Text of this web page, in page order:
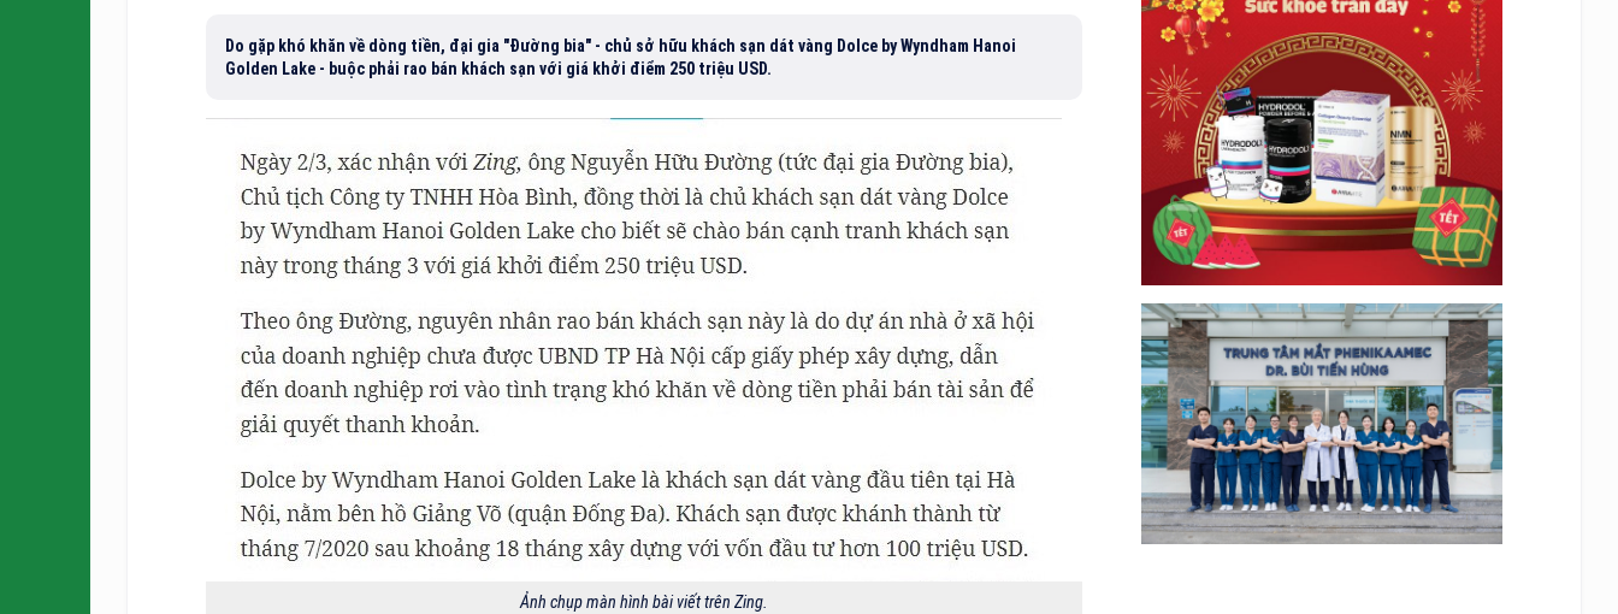
Do gặp khó khăn về dòng tiền, đại gia "Đường bia" - chủ sở hữu khách sạn dát vàng Dolce by Wyndham Hanoi
Golden Lake - buộc phải rao bán khách sạn với giá khởi điểm 250 triệu USD.
Ảnh chụp màn hình bài viết trên Zing.